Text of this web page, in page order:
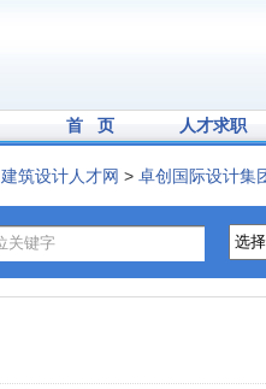
首 页 人才求职
建筑设计人才网 > 卓创国际设计集